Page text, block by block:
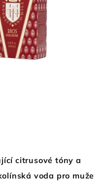
citrusové tóny a
voda pro muže